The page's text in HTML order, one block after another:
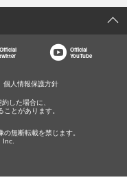
Official
twitter
Official
YouTube
個人情報保護方針
した場合に、
とがあります。
無断転載を禁じます。
Inc.